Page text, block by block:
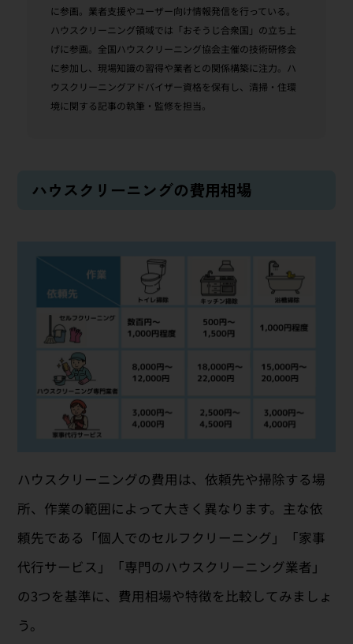
に参画。業者支援やユーザー向け情報発信を行っている。
ハウスクリーニング領域では「おそうじ合衆国」の立ち上
げに参画。全国ハウスクリーニング協会主催の技術研修会
に参加し、現場知識の習得や業者との関係構築に注力。ハ
ウスクリーニングアドバイザー資格を保有し、清掃・住環
境に関する記事の執筆・監修を担当。
ハウスクリーニングの費用相場
ハウスクリーニングの費用は、依頼先や掃除する場
所、作業の範囲によって大きく異なります。主な依
頼先である「個人でのセルフクリーニング」「家事
代行サービス」「専門のハウスクリーニング業者」
の3つを基準に、費用相場や特徴を比較してみましょ
う。